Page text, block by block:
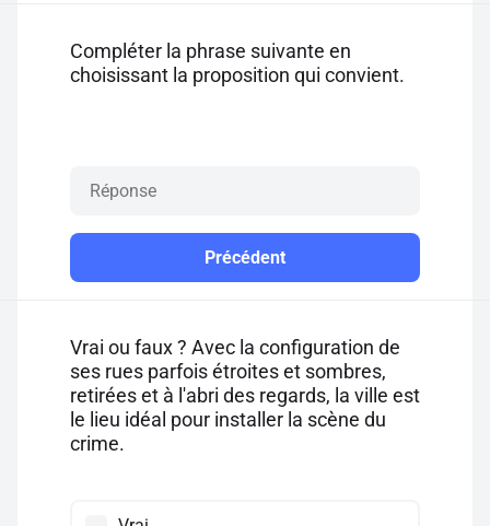
Compléter la phrase suivante en
choisissant la proposition qui convient.
Précédent
Vrai ou faux ? Avec la configuration de
ses rues parfois étroites et sombres,
retirées et à l'abri des regards, la ville est
le lieu idéal pour installer la scène du
crime.